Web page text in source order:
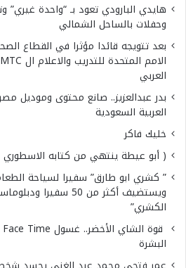
هايدي البارودي تعود بـ “واحدة غيري”
وحفلات بالساحل الشمالي
بعد تتويجه قائدا مؤثرا في القطاع
العربي
بدر عبدالعزيز.. صانع محتوى وموديل
العربية السعودية
خليك فاكر
( أبو عيطة ينتهي من كتابه الاسطوري
” كشري ابو طارق” سفيرا لسياحة
ويستضيف أكثر من 50
الكشري”
البشرة